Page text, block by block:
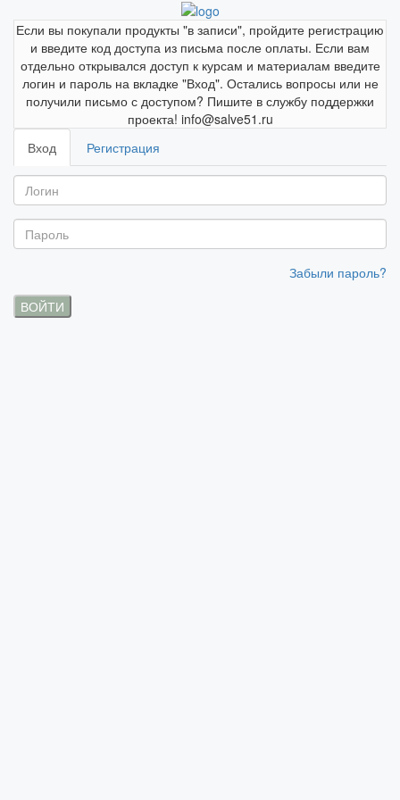
Если вы покупали продукты "в записи", пройдите регистрацию
и введите код доступа из письма после оплаты. Если вам
отдельно открывался доступ к курсам и материалам введите
логин и пароль на вкладке "Вход". Остались вопросы или не
получили письмо с доступом? Пишите в службу поддержки
проекта! info@salve51.ru
Вход
Регистрация
Забыли пароль?
ВОЙТИ